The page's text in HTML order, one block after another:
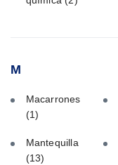
M
Macarrones
(1)
Mantequilla
(13)